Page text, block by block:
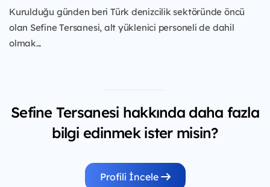
Kurulduğu günden beri Türk denizcilik sektöründe öncü
olan Sefine Tersanesi, alt yüklenici personeli de dahil
olmak...
Sefine Tersanesi hakkında daha fazla
bilgi edinmek ister misin?
Profili İncele